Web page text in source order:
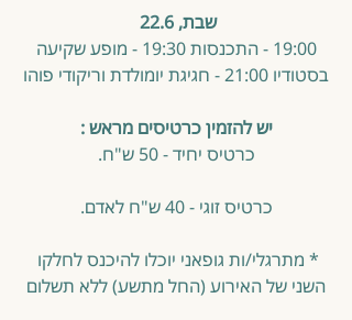
שבת, 22.6
19:00 - התכנסות 19:30 - מופע שקיעה
בסטודיו 21:00 - חגיגת יומולדת וריקודי פוהו
יש להזמין כרטיסים מראש :
כרטיס יחיד - 50 ש"ח.
כרטיס זוגי - 40 ש"ח לאדם.
* מתרגלי/ות גופאני יוכלו להיכנס לחלקו
השני של האירוע (החל מתשע) ללא תשלום